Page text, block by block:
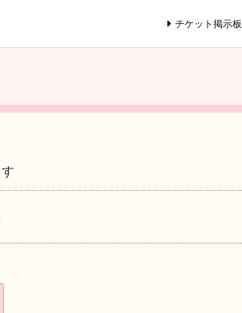
チケット掲示板